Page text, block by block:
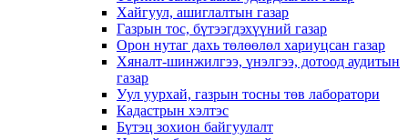
Хайгуул, ашиглалтын газар
Газрын тос, бүтээгдэхүүний газар
Орон нутаг дахь төлөөлөл хариуцсан газар
Хяналт-шинжилгээ, үнэлгээ, дотоод аудитын
газар
Уул уурхай, газрын тосны төв лаборатори
Кадастрын хэлтэс
Бүтэц зохион байгуулалт